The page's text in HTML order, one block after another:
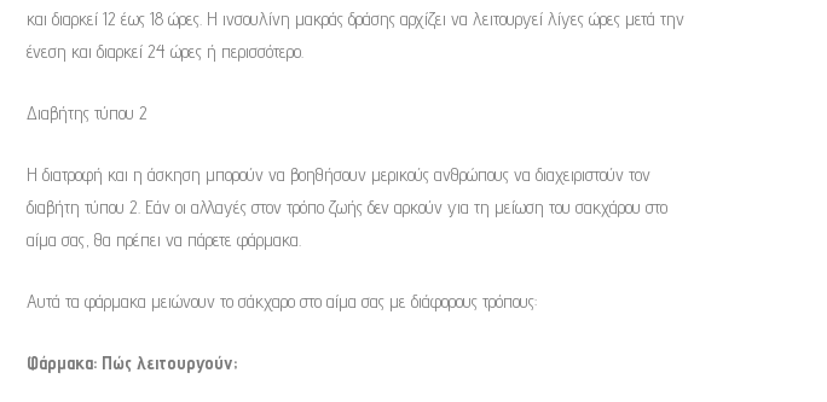
και διαρκεί 12 έως 18 ώρες. Η ινσουλίνη μακράς δράσης αρχίζει να λειτουργεί λίγες ώρες μετά την
ένεση και διαρκεί 24 ώρες ή περισσότερο.
Διαβήτης τύπου 2
Η διατροφή και η άσκηση μπορούν να βοηθήσουν μερικούς ανθρώπους να διαχειριστούν τον
διαβήτη τύπου 2. Εάν οι αλλαγές στον τρόπο ζωής δεν αρκούν για τη μείωση του σακχάρου στο
αίμα σας, θα πρέπει να πάρετε φάρμακα.
Αυτά τα φάρμακα μειώνουν το σάκχαρο στο αίμα σας με διάφορους τρόπους:
Φάρμακα: Πώς λειτουργούν;